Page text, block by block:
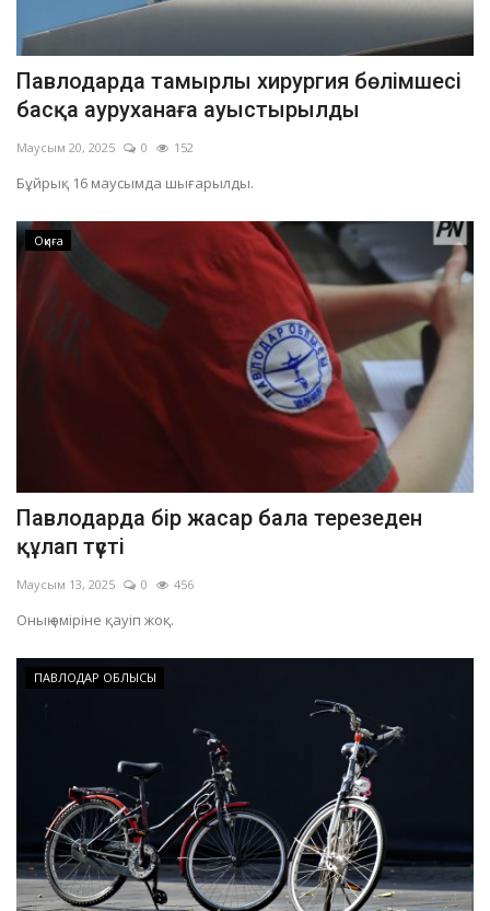
Павлодарда тамырлы хирургия бөлімшесі
басқа ауруханаға ауыстырылды
Маусым 20, 2025 0 152
Бұйрық 16 маусымда шығарылды.
Оқиға
Павлодарда бір жасар бала терезеден
құлап түсті
Маусым 13, 2025 0 456
Оның өміріне қауіп жоқ.
ПАВЛОДАР ОБЛЫСЫ